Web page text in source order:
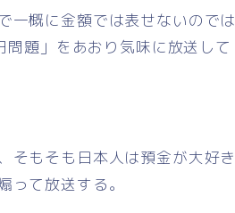
一概に金額では表せないのでは
題」をあおり気味に放送して
そもそも日本人は預金が大好き
て放送する。